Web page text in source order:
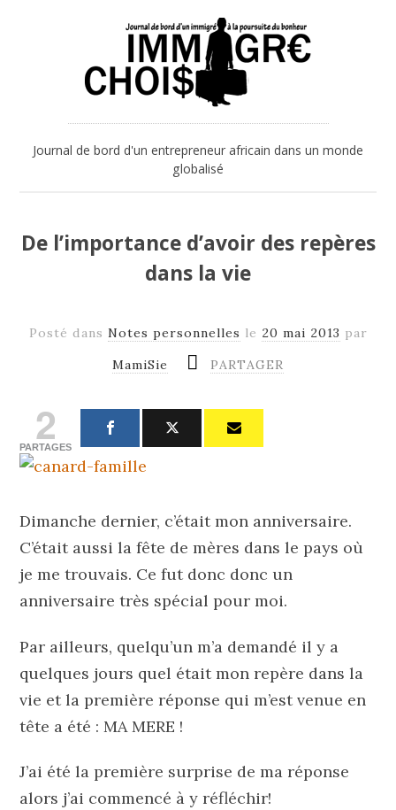
Journal de bord d'un entrepreneur africain dans un monde
globalisé
De l’importance d’avoir des repères
dans la vie
Posté dans Notes personnelles le 20 mai 2013 par
MamiSie
PARTAGER
2
PARTAGES
Dimanche dernier, c’était mon anniversaire.
C’était aussi la fête de mères dans le pays où
je me trouvais. Ce fut donc donc un
anniversaire très spécial pour moi.
Par ailleurs, quelqu’un m’a demandé il y a
quelques jours quel était mon repère dans la
vie et la première réponse qui m’est venue en
tête a été : MA MERE !
J’ai été la première surprise de ma réponse
alors j’ai commencé à y réfléchir!